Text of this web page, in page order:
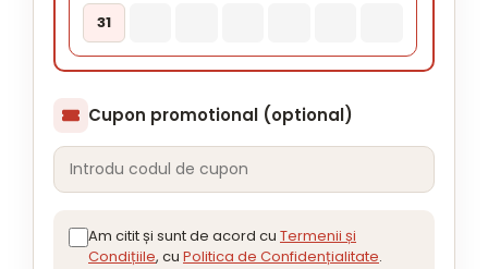
31
Cupon promotional (optional)
Am citit și sunt de acord cu Termenii și
Condițiile, cu Politica de Confidențialitate.